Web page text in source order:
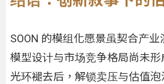
SOON 的模组化愿景虽契合产
模型设计与市场竞争格局尚未
光环褪去后，解锁卖压与估值